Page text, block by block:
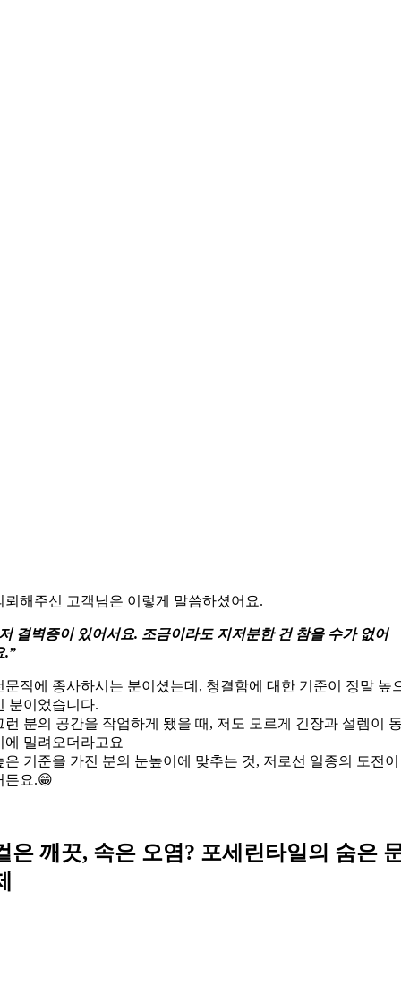
뢰해주신 고객님은 이렇게 말씀하셨어요.
결벽증이 있어서요. 조금이라도 지저분한 건 참을 수가 없어
.”
문직에 종사하시는 분이셨는데, 청결함에 대한 기준이 정말 높
분이었습니다.
런 분의 공간을 작업하게 됐을 때, 저도 모르게 긴장과 설렘이
에 밀려오더라고요
은 기준을 가진 분의 눈높이에 맞추는 것, 저로선 일종의 도전이
든요.😁
은 깨끗, 속은 오염? 포세린타일의 숨은